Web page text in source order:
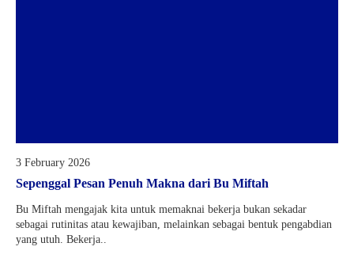
3 February 2026
Sepenggal Pesan Penuh Makna dari Bu Miftah
Bu Miftah mengajak kita untuk memaknai bekerja bukan sekadar
sebagai rutinitas atau kewajiban, melainkan sebagai bentuk pengabdian
yang utuh. Bekerja..